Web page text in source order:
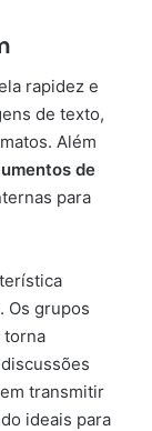
rapidez e
de texto,
Além
de
para
Os grupos
torna
transmitir
ideais para